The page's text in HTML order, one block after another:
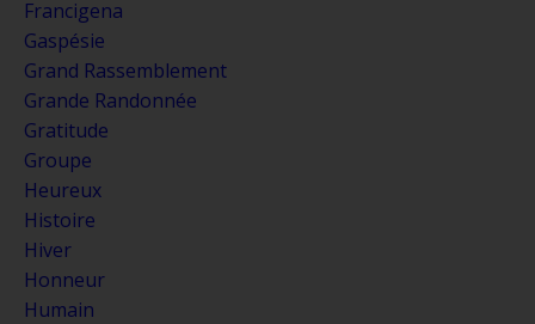
Francigena
Gaspésie
Grand Rassemblement
Grande Randonnée
Gratitude
Groupe
Heureux
Histoire
Hiver
Honneur
Humain